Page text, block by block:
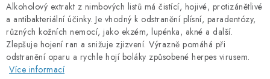
Alkoholový extrakt z nimbových listů má čistící, hojivé, protizánětlivé
a antibakteriální účinky. Je vhodný k odstranění plísní, paradentózy,
různých kožních nemocí, jako ekzém, lupénka, akné a další.
Zlepšuje hojení ran a snižuje zjizvení. Výrazně pomáhá při
odstranění oparu a rychle hojí boláky způsobené herpes virusem.
Více informací